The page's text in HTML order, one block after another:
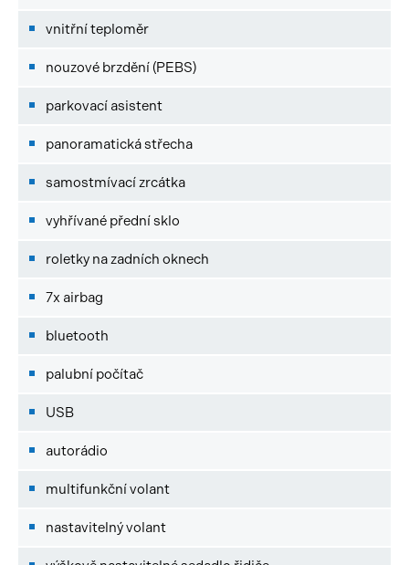
vnitřní teploměr
nouzové brzdění (PEBS)
parkovací asistent
panoramatická střecha
samostmívací zrcátka
vyhřívané přední sklo
roletky na zadních oknech
7x airbag
bluetooth
palubní počítač
USB
autorádio
multifunkční volant
nastavitelný volant